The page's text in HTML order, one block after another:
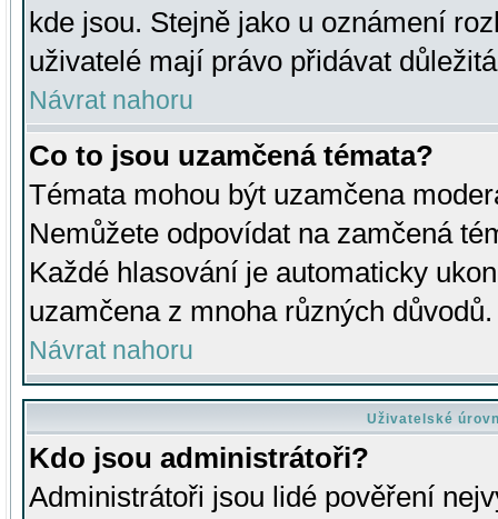
kde jsou. Stejně jako u oznámení
uživatelé mají právo přidávat
Návrat nahoru
Co to jsou uzamčená témata?
Témata mohou být uzamčena
Nemůžete odpovídat na zamčená
Každé hlasování je automaticky
uzamčena z mnoha různých důvodů.
Návrat nahoru
Uživatelské
Kdo jsou administrátoři?
Administrátoři jsou lidé pověření